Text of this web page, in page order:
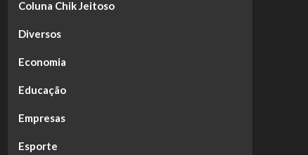
Coluna Chik Jeitoso
Diversos
Economia
Educação
Empresas
Esporte